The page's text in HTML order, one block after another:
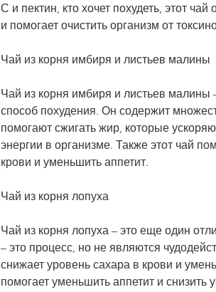
С и пектин, кто хочет похудеть, этот
и помогает очистить организм от
Чай из корня имбиря и листьев малины
Чай из корня имбиря и листьев
способ похудения. Он содержит
помогают сжигать жир, которые
энергии в организме. Также этот чай
крови и уменьшить аппетит.
Чай из корня лопуха
Чай из корня лопуха – это еще один
– это процесс, но не являются
снижает уровень сахара в крови и
помогает уменьшить аппетит и снизить